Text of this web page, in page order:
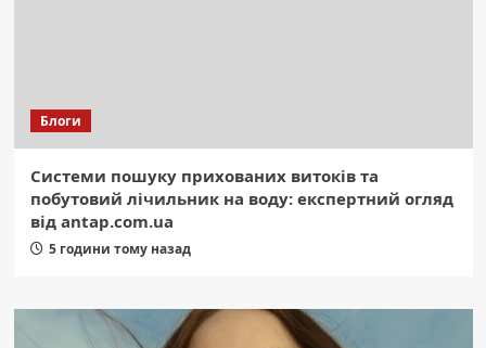
Блоги
Системи пошуку прихованих витоків та
побутовий лічильник на воду: експертний огляд
від antap.com.ua
5 години тому назад